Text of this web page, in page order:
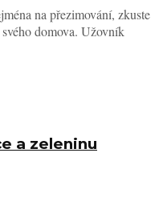
na přezimování, zkuste
domova. Užovník
a zeleninu